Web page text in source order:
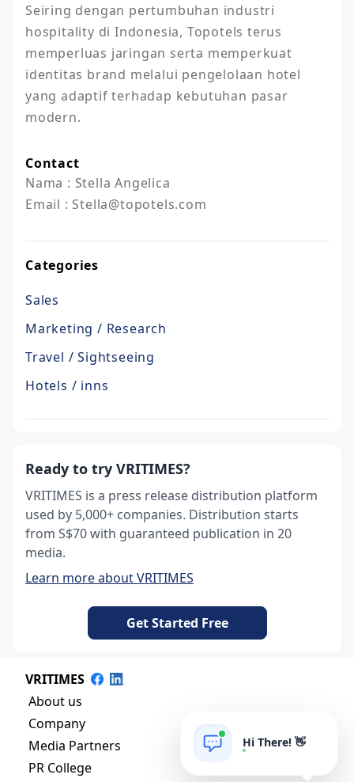
Seiring dengan pertumbuhan industri
hospitality di Indonesia, Topotels terus
memperluas jaringan serta memperkuat
identitas brand melalui pengelolaan hotel
yang adaptif terhadap kebutuhan pasar
modern.
Contact
Nama : Stella Angelica
Email : Stella@topotels.com
Categories
Sales
Marketing / Research
Travel / Sightseeing
Hotels / inns
Ready to try VRITIMES?
VRITIMES is a press release distribution platform
used by 5,000+ companies. Distribution starts
from S$70 with guaranteed publication in 20
media.
Learn more about VRITIMES
Get Started Free
VRITIMES
About us
Company
Media Partners
PR College
Hi There! 👋